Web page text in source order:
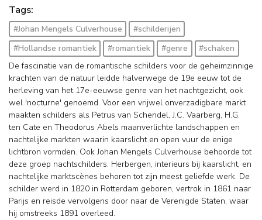
Tags:
#Johan Mengels Culverhouse
#schilderijen
#Hollandse romantiek
#romantiek #genre
#schaken
De fascinatie van de romantische schilders voor de geheimzinnige
krachten van de natuur leidde halverwege de 19e eeuw tot de
herleving van het 17e-eeuwse genre van het nachtgezicht, ook
wel 'nocturne' genoemd. Voor een vrijwel onverzadigbare markt
maakten schilders als Petrus van Schendel, J.C. Vaarberg, H.G.
ten Cate en Theodorus Abels maanverlichte landschappen en
nachtelijke markten waarin kaarslicht en open vuur de enige
lichtbron vormden. Ook Johan Mengels Culverhouse behoorde tot
deze groep nachtschilders. Herbergen, interieurs bij kaarslicht, en
nachtelijke marktscènes behoren tot zijn meest geliefde werk. De
schilder werd in 1820 in Rotterdam geboren, vertrok in 1861 naar
Parijs en reisde vervolgens door naar de Verenigde Staten, waar
hij omstreeks 1891 overleed.